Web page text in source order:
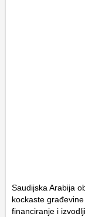
Saudijska Arabija
kockaste
financiranje i